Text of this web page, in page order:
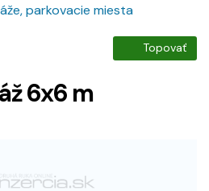
parkovacie miesta
Topovať
6x6 m